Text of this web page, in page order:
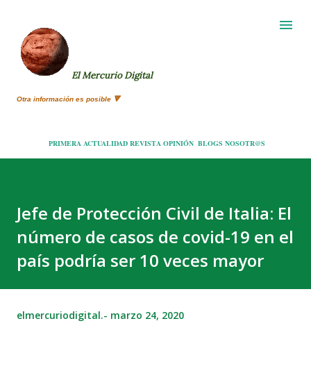
El Mercurio Digital
Otra información es posible 🔻
PRIMERA ACTUALIDAD REVISTA OPINIÓN BLOGS NOSOTR@S
Jefe de Protección Civil de Italia: El
número de casos de covid-19 en el
país podría ser 10 veces mayor
elmercuriodigital.- marzo 24, 2020